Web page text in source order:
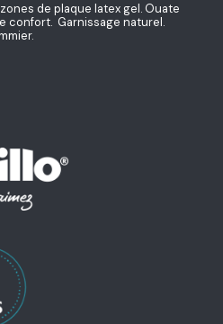
de plaque latex gel. Ouate
confort. Garnissage naturel.